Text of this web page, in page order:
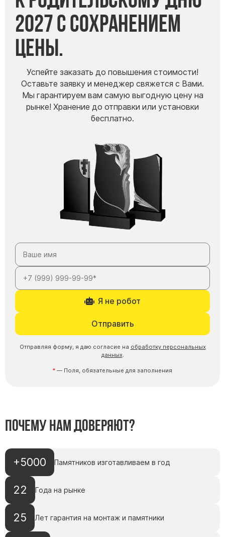
Скульптуры, барельефы и бюсты из бронзы
Колумбарий
Памятники животным
Памятники младенцу
Памятники двойные
Памятники женщине
Памятники жене
Памятники девушке
Памятники дочери
Памятники мужчине
Памятники дедушке
Памятники мужу
Памятники отцу
Памятники сыну
Памятники вертикальные
Памятники горизонтальные
Памятники индивидуальные
Памятники классические
Памятники книга
Памятники прямоугольные
Памятники современные
2027 с сохранением
цены.
Успейте заказать до повышения стоимости!
Оставьте заявку и менеджер свяжется с Вами.
Мы гарантируем вам самую выгодную цену на
рынке! Хранение до отправки или установки
бесплатно.
Я не робот
Отправить
Отправляя форму, я даю согласие на обработку персональных
данных.
— Поля, обязательные для заполнения
Почему нам доверяют?
+5000 Памятников изготавливаем в год
22 Года на рынке
25 Лет гарантия на монтаж и памятники